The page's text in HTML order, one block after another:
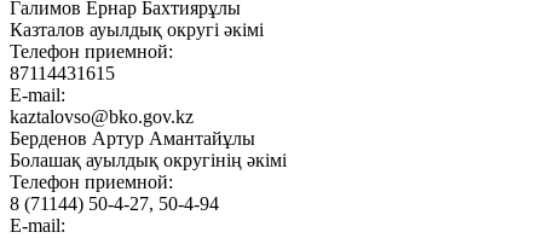
Галимов Ернар Бахтиярұлы
Казталов ауылдық округі әкімі
Телефон приемной:
87114431615
E-mail:
kaztalovso@bko.gov.kz
Берденов Артур Амантайұлы
Болашақ ауылдық округінің әкімі
Телефон приемной:
8 (71144) 50-4-27, 50-4-94
E-mail: